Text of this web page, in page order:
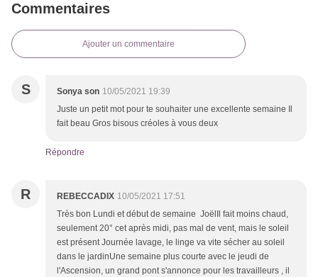
Commentaires
Ajouter un commentaire
S Sonya son 10/05/2021 19:39
Juste un petit mot pour te souhaiter une excellente semaine Il
fait beau Gros bisous créoles à vous deux
Répondre
R REBECCADIX 10/05/2021 17:51
Très bon Lundi et début de semaine JoëlIl fait moins chaud,
seulement 20° cet après midi, pas mal de vent, mais le soleil
est présent Journée lavage, le linge va vite sécher au soleil
dans le jardinUne semaine plus courte avec le jeudi de
l'Ascension, un grand pont s'annonce pour les travailleurs , il